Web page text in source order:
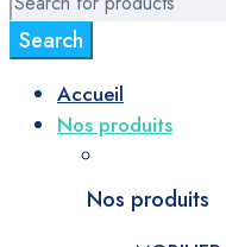
Accueil
Nos produits
Nos produits